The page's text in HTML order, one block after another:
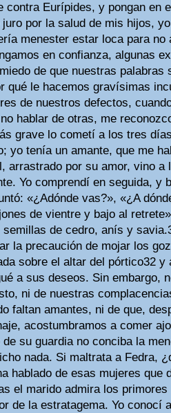
contra Eurípides, y pongan en
por la salud de mis hijos,
menester estar loca para no
en confianza, algunas
de que nuestras palabras
qué le hacemos gravísimas
de nuestros defectos,
hablar de otras, me
grave lo cometí a los tres
yo tenía un amante, que me
arrastrado por su amor, vino a
Yo comprendí en seguida, y
«¿Adónde vas?», «¿A
de vientre y bajo al
de cedro, anís y
la precaución de mojar los
sobre el altar del pórtico32 y
a sus deseos. Sin embargo,
ni de nuestras
faltan amantes, ni de que,
acostumbramos a comer
su guardia no conciba la
nada. Si maltrata a Fedra,
hablado de esas mujeres que
el marido admira los
de la estratagema. Yo conocí